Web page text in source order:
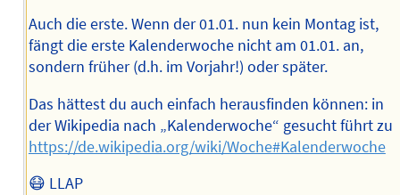
Auch die erste. Wenn der 01.01. nun kein Montag ist,
fängt die erste Kalenderwoche nicht am 01.01. an,
sondern früher (d.h. im Vorjahr!) oder später.
Das hättest du auch einfach herausfinden können: in
der Wikipedia nach „Kalenderwoche“ gesucht führt zu
https://de.wikipedia.org/wiki/Woche#Kalenderwoche
😷 LLAP